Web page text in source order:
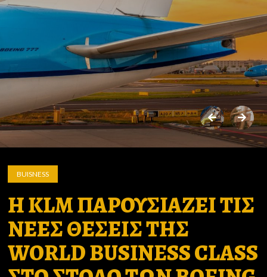
BUISNESS
Η KLM ΠΑΡΟΥΣΙΑΖΕΙ ΤΙΣ
ΝΕΕΣ ΘΕΣΕΙΣ ΤΗΣ
WORLD BUSINESS CLASS